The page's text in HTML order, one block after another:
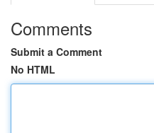
Comments
Submit a Comment
No HTML